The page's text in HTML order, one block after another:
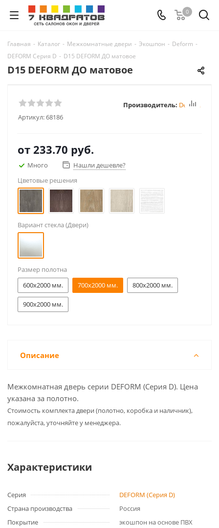
0
Главная - Каталог - Межкомнатные двери - Экошпон - Deform -
DEFORM Серия D - D15 DEFORM ДО матовое
D15 DEFORM ДО матовое
Артикул:68186
Производитель: Deform
от 233.70 руб.
Много
Нашли дешевле?
Цветовые решения
Вариант стекла (Двери)
Размер полотна
600x2000 мм.
700x2000 мм. 800x2000 мм.
900x2000 мм.
Описание
Межкомнатная дверь серии DEFORM (Серия D). Цена
указана за полотно.
Cтоимость комплекта двери (полотно, коробка и наличник),
пожалуйста, уточняйте у менеджера.
Характеристики
Серия
DEFORM (Серия D)
Страна производства
Россия
Покрытие
экошпон на основе ПВХ